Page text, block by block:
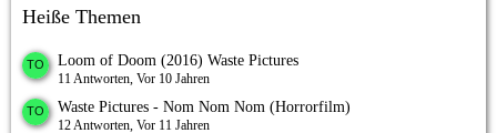
Heiße Themen
Loom of Doom (2016) Waste Pictures
11 Antworten, Vor 10 Jahren
Waste Pictures - Nom Nom Nom (Horrorfilm)
12 Antworten, Vor 11 Jahren